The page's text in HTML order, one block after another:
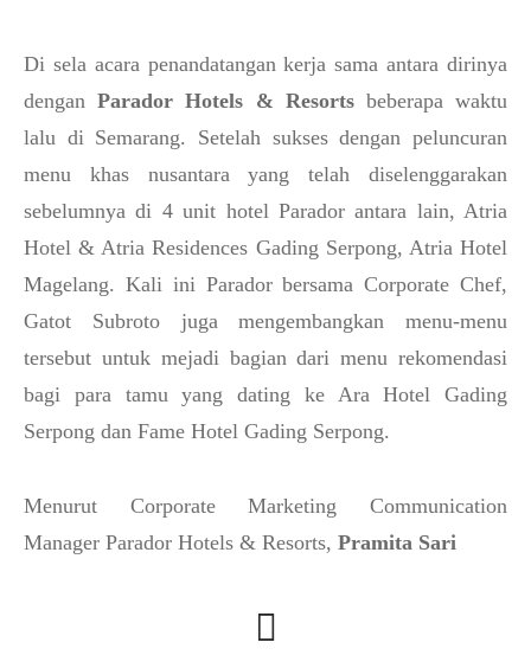
Di sela acara penandatangan kerja sama antara dirinya
denganParador Hotels & Resortsbeberapa waktu
lalu di Semarang. Setelah sukses dengan peluncuran
menu khas nusantara yang telah diselenggarakan
sebelumnya di 4 unit hotel Parador antara lain, Atria
Hotel & Atria Residences Gading Serpong, Atria Hotel
Magelang. Kali ini Parador bersama Corporate Chef,
Gatot Subroto juga mengembangkan menu-menu
tersebut untuk mejadi bagian dari menu rekomendasi
bagi para tamu yang dating ke Ara Hotel Gading
Serpong dan Fame Hotel Gading Serpong.
Menurut Corporate Marketing Communication
Manager Parador Hotels & Resorts, Pramita Sari